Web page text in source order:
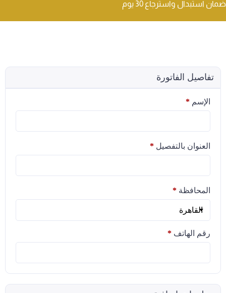
ضمان استبدال واسترجاع 30 يوم
تفاصيل الفاتورة
الإسم *
العنوان بالتفصيل *
المحافظة *
القاهرة
رقم الهاتف *